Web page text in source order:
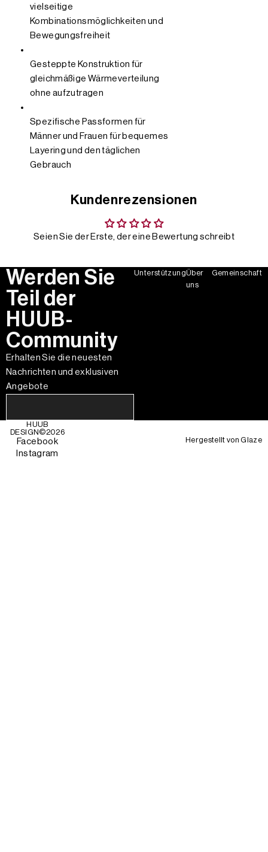
vielseitige
Kombinationsmöglichkeiten und
Bewegungsfreiheit
Gesteppte Konstruktion für
gleichmäßige Wärmeverteilung
ohne aufzutragen
Spezifische Passformen für
Männer und Frauen für bequemes
Layering und den täglichen
Gebrauch
Kundenrezensionen
Seien Sie der Erste, der eine Bewertung schreibt
Werden Sie
Teil der
HUUB-
Community
Erhalten Sie die neuesten
Nachrichten und exklusiven
Angebote
UnterstützungÜber
uns
Gemeinschaft
HUUB
DESIGN©2026
Facebook
Instagram
Hergestellt vonGlaze